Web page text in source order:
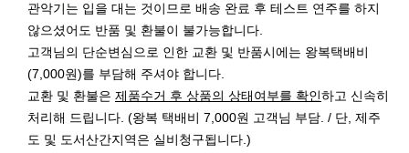
관악기는 입을 대는 것이므로 배송 완료 후 테스트 연주를 하지
않으셨어도 반품 및 환불이 불가능합니다.
고객님의 단순변심으로 인한 교환 및 반품시에는 왕복택배비
(7,000원)를 부담해 주셔야 합니다.
교환 및 환불은 제품수거 후 상품의 상태여부를 확인하고 신속히
처리해 드립니다. (왕복 택배비 7,000원 고객님 부담. / 단, 제주
도 및 도서산간지역은 실비청구됩니다.)